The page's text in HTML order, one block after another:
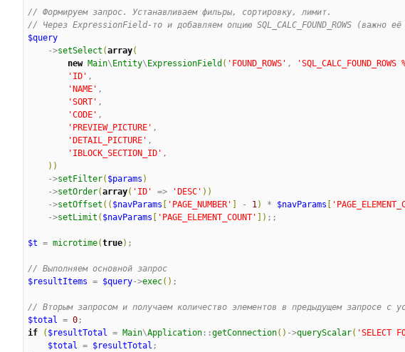
// Формируем запрос. Устанавливаем фильры, сортировку, лимит.
// Через ExpressionField-то и добавляем опцию SQL_CALC_FOUND_ROWS (важно
$query
    ->
setSelect (array(
new Main\ Entity\ ExpressionField ( ' FOUND_ROWS ' , 'SQL_CALC_FOUND_ROWS
' ID ' ,
'NAME ' ,
'SORT ' ,
'CODE ' ,
' PREVIEW_PICTURE ' ,
'DETAIL_PICTURE ' ,
' IBLOCK_SECTION_ID ' ,
) )
    ->
setFilter( $params )
    ->
setOrder(array( ' ID ' => 'DESC ' ) )
    ->
setOffset ( ( $navParams [ ' PAGE_NUMBER ' ] - 1 ) * $navParams [ '
    ->
setLimit ( $navParams [ ' PAGE_ELEMENT_COUNT ' ] ) ;;
$t = microtime(true) ;
// Выполняем основной запрос
$resultItems = $query->exec( ) ;
// Вторым запросом и получаем количество элементов в предыдущем запросе с
$total
= 0
if
( $resultTotal = Main\Application ::getConnection( ) ->queryScalar( 'SELECT
$total
= $resultTotal